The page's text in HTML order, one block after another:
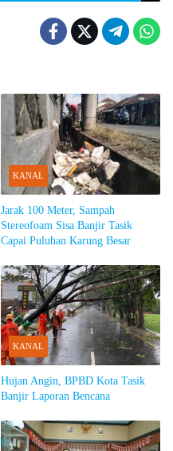
KANAL
Jarak 100 Meter, Sampah
Stereofoam Sisa Banjir Tasik
Capai Puluhan Karung Besar
KANAL
Hujan Angin, BPBD Kota Tasik
Banjir Laporan Bencana